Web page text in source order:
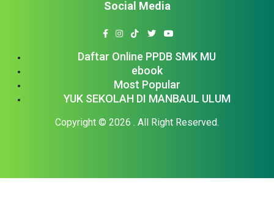
Daftar Online PPDB SMK MU
ebook
Most Popular
YUK SEKOLAH DI MANBAUL ULUM
Copyright © 2026 . All Right Reserved.
Social Media